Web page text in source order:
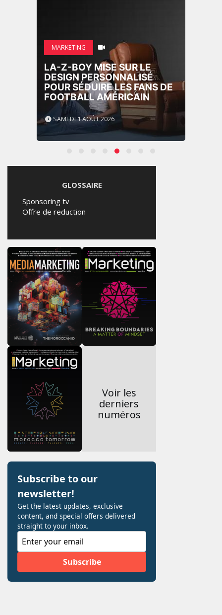
MARKETING
LA-Z-BOY MISE SUR LE
DESIGN PERSONNALISÉ
POUR SÉDUIRE LES FANS DE
FOOTBALL AMÉRICAIN
SAMEDI 1 AOÛT 2026
GLOSSAIRE
Sponsoring tv
Offre de reduction
Voir les
derniers
numéros